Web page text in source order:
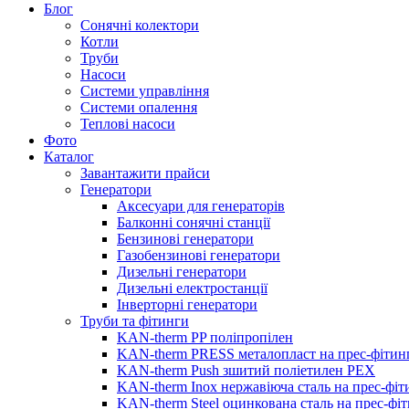
Блог
Сонячні колектори
Котли
Труби
Насоси
Системи управління
Системи опалення
Теплові насоси
Фото
Каталог
Завантажити прайси
Генератори
Аксесуари для генераторів
Балконні сонячні станції
Бензинові генератори
Газобензинові генератори
Дизельні генератори
Дизельні електростанції
Інверторні генератори
Труби та фітинги
KAN-therm PP поліпропілен
KAN-therm PRESS металопласт на прес-
KAN-therm Push зшитий поліетилен PEX
KAN-therm Inox нержавіюча сталь на прес-
KAN-therm Steel оцинкована сталь на прес-